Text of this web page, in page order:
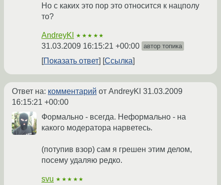
Но с каких это пор это относится к нацполу
то?
AndreyKl ★★★★★
31.03.2009 16:15:21 +00:00 автор топика
Показать ответ Ссылка
Ответ на: комментарий от AndreyKl 31.03.2009
16:15:21 +00:00
Формально - всегда. Неформально - на
какого модератора нарветесь.
(потупив взор) сам я грешен этим делом,
посему удаляю редко.
svu ★★★★★